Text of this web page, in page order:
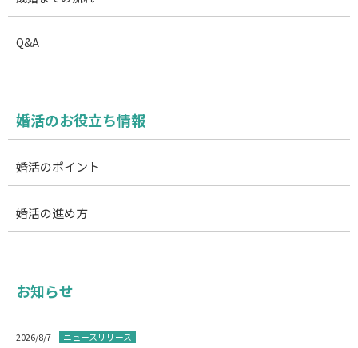
Q&A
婚活のお役立ち情報
婚活のポイント
婚活の進め方
お知らせ
2026/8/7 ニュースリリース